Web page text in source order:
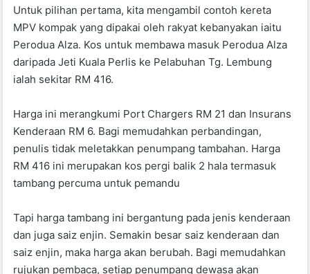
Untuk pilihan pertama, kita mengambil contoh kereta
MPV kompak yang dipakai oleh rakyat kebanyakan iaitu
Perodua Alza. Kos untuk membawa masuk Perodua Alza
daripada Jeti Kuala Perlis ke Pelabuhan Tg. Lembung
ialah sekitar RM 416.
Harga ini merangkumi Port Chargers RM 21 dan Insurans
Kenderaan RM 6. Bagi memudahkan perbandingan,
penulis tidak meletakkan penumpang tambahan. Harga
RM 416 ini merupakan kos pergi balik 2 hala termasuk
tambang percuma untuk pemandu
Tapi harga tambang ini bergantung pada jenis kenderaan
dan juga saiz enjin. Semakin besar saiz kenderaan dan
saiz enjin, maka harga akan berubah. Bagi memudahkan
rujukan pembaca, setiap penumpang dewasa akan